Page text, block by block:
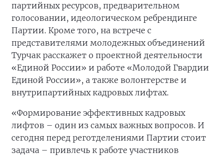
партийных ресурсов, предварительном
голосовании, идеологическом ребрендинге
Партии. Кроме того, на встрече с
представителями молодежных объединений
Турчак расскажет о проектной деятельности
«Единой России» и работе «Молодой Гвардии
Единой России», а также волонтерстве и
внутрипартийных кадровых лифтах.
«Формирование эффективных кадровых
лифтов – один из самых важных вопросов. И
сегодня перед реготделениями Партии стоит
задача – привлечь к работе участников